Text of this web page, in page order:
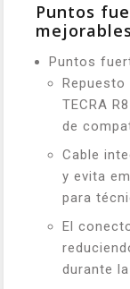
Puntos
mejorables
Puntos
TECRA
de
Cable
y evita
para
El
durante